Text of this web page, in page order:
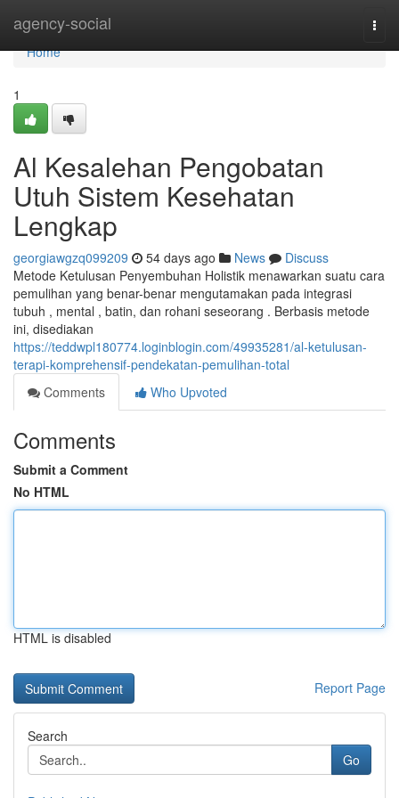
agency-social
Home
Home
1
Al Kesalehan Pengobatan
Utuh Sistem Kesehatan
Lengkap
georgiawgzq099209 54 days ago News
Discuss
Metode Ketulusan Penyembuhan Holistik menawarkan suatu cara
pemulihan yang benar-benar mengutamakan pada integrasi
tubuh , mental , batin, dan rohani seseorang . Berbasis metode
ini, disediakan
https://teddwpl180774.loginblogin.com/49935281/al-ketulusan-
terapi-komprehensif-pendekatan-pemulihan-total
Comments
Who Upvoted
Comments
Submit a Comment
No HTML
HTML is disabled
Report Page
Search
Go